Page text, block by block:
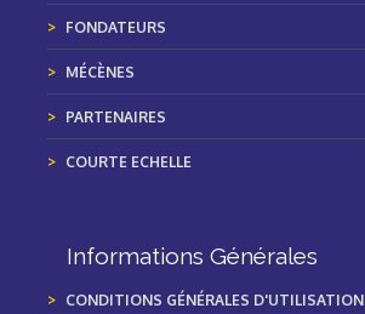
FONDATEURS
MÉCÈNES
PARTENAIRES
COURTE ECHELLE
Informations Générales
CONDITIONS GÉNÉRALES D'UTILISATION